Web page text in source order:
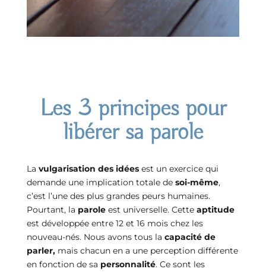
Les 3 principes pour
libérer sa parole
La vulgarisation des idéesest un exercice qui
demande une implication totale de soi-même,
c’est l’une des plus grandes peurs humaines.
Pourtant, la paroleest universelle. Cette aptitude
est développée entre 12 et 16 mois chez les
nouveau-nés. Nous avons tous la capacité de
parler,mais chacun en a une perception différente
en fonction de sa personnalité. Ce sont les